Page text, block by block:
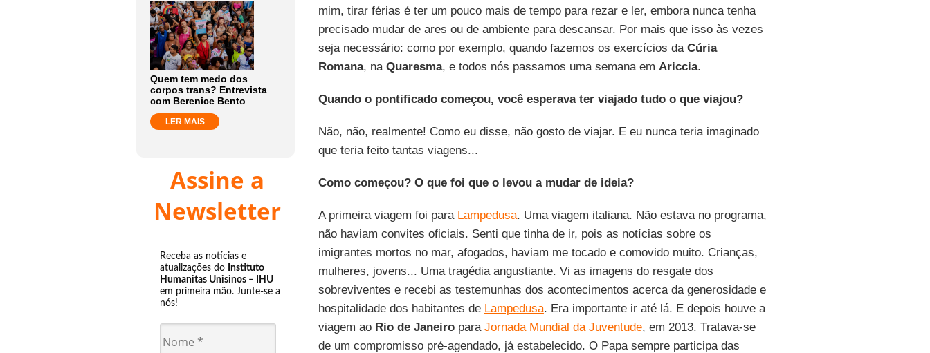
Quem tem medo dos
corpos trans? Entrevista
com Berenice Bento
LER MAIS
Assine a
Newsletter
Receba as notícias e
atualizações do Instituto
Humanitas Unisinos – IHU
em primeira mão. Junte-se a
nós!
mim, tirar férias é ter um pouco mais de tempo para rezar e ler, embora nunca tenha
precisado mudar de ares ou de ambiente para descansar. Por mais que isso às vezes
seja necessário: como por exemplo, quando fazemos os exercícios daCúria
Romana, na Quaresma, e todos nós passamos uma semana em Ariccia.
Quando o pontificado começou, você esperava ter viajado tudo o que viajou?
Não, não, realmente! Como eu disse, não gosto de viajar. E eu nunca teria imaginado
que teria feito tantas viagens...
Como começou? O que foi que o levou a mudar de ideia?
A primeira viagem foi para Lampedusa. Uma viagem italiana. Não estava no programa,
não haviam convites oficiais. Senti que tinha de ir, pois as notícias sobre os
imigrantes mortos no mar, afogados, haviam me tocado e comovido muito. Crianças,
mulheres, jovens... Uma tragédia angustiante. Vi as imagens do resgate dos
sobreviventes e recebi as testemunhas dos acontecimentos acerca da generosidade e
hospitalidade dos habitantes de Lampedusa. Era importante ir até lá. E depois houve a
viagem aoRio de Janeiropara Jornada Mundial da Juventude, em 2013. Tratava-se
de um compromisso pré-agendado, já estabelecido. O Papa sempre participa das